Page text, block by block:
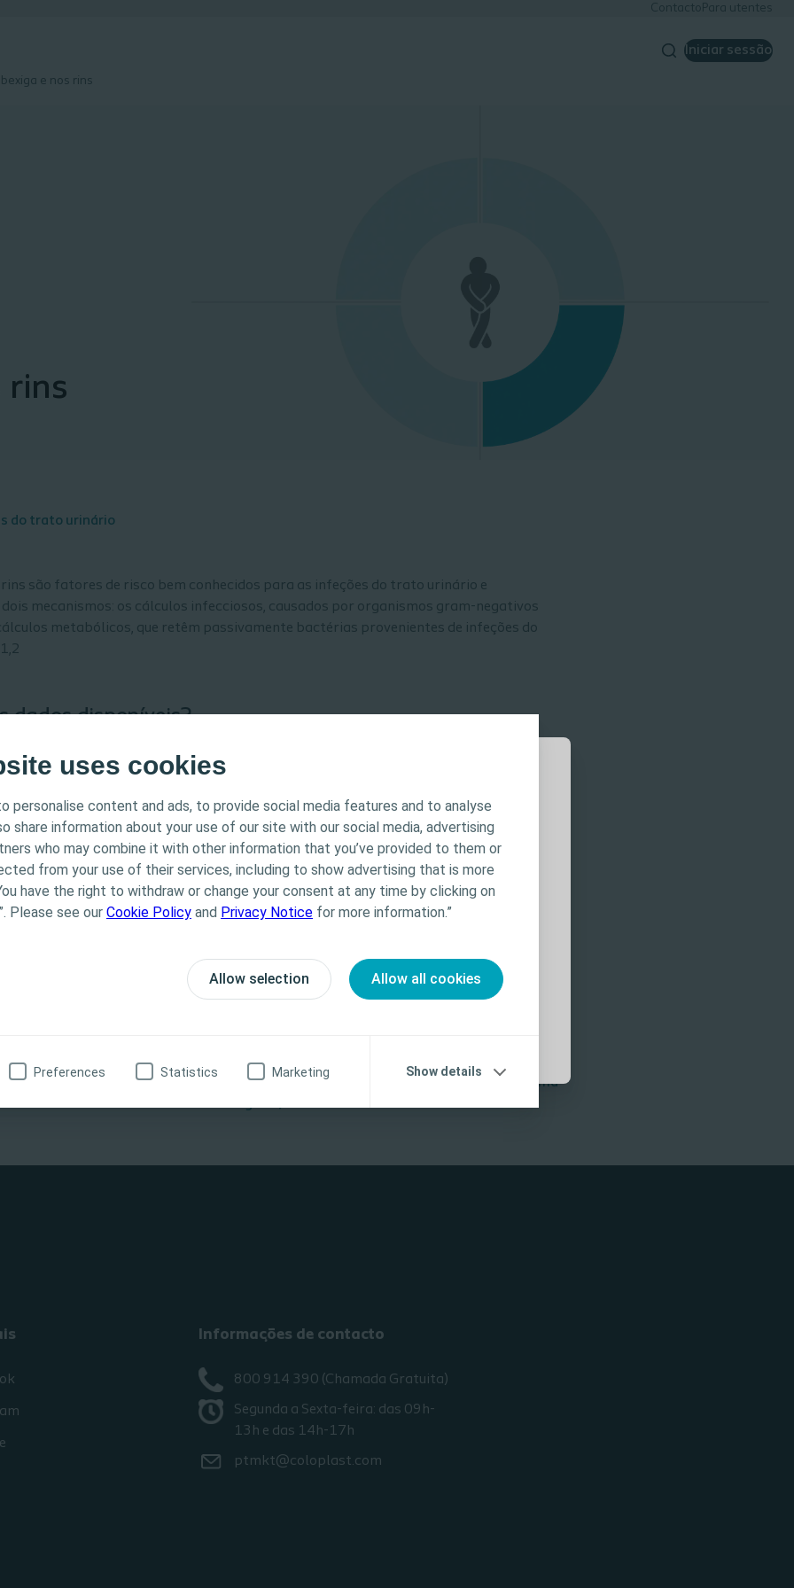
uses cookies
personalise content and ads, to provide social media features and to analyse
share information about your use of our site with our social media, advertising
who may combine it with other information that you’ve provided to them or
from your use of their services, including to show advertising that is more
have the right to withdraw or change your consent at any time by clicking on
Please see our Cookie Policy and Privacy Notice for more information.”
Allow selection Allow all cookies
Preferences Statistics Marketing Show details
ContactoPara utentes
Iniciar sessão
e nos rins
se exclusivamente a Profissionais de Saúde. O conteúdo do site tem
e educacionais, podendo não ser apropriado para todas as
não fornece aconselhamento médico. A responsabilidade pelos
cabe ao profissional de saúde. Para informações detalhadas
apresentados, incluindo instruções de utilização,
do produto antes da sua utilização.
rins
do trato urinário
rins são fatores de risco bem conhecidos para as infeções do trato urinário e
mecanismos: os cálculos infecciosos, causados por organismos gram-negativos
metabólicos, que retêm passivamente bactérias provenientes de infeções do
dados disponíveis?
clínica, os cálculos podem estimular a hiperatividade da bexiga e aumentar a pressão no
estranho, por exemplo, um cabelo, introduzido através de um cateter, pode estar na
renal em doentes com lesão medular. Journal of Endourology. 2012;26(8):954–95
formados sobre um aglomerado capilar em casos de lesão medular. Journal of Spinal Cord Medicine. 2014;37(3):346–348
Seguinte Urina residual pós-micção causada pela forma
Informações de contacto
800 914 390 (Chamada Gratuita)
Segunda a Sexta-feira: das 09h-
13h e das 14h-17h
ptmkt@coloplast.com